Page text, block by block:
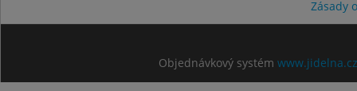
Zásady
Objednávkový systém www.jidelna.cz